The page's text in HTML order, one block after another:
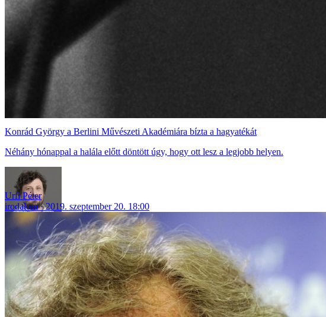
Konrád György a Berlini Művészeti Akadémiára bízta a hagyatékát
Néhány hónappal a halála előtt döntött úgy, hogy ott lesz a legjobb helyen.
Urfi Péter
irodalom
2019. szeptember 20. 18:00